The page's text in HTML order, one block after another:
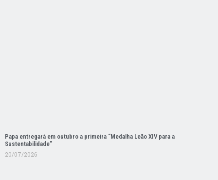
Papa entregará em outubro a primeira “Medalha Leão XIV para a
Sustentabilidade”
20/07/2026